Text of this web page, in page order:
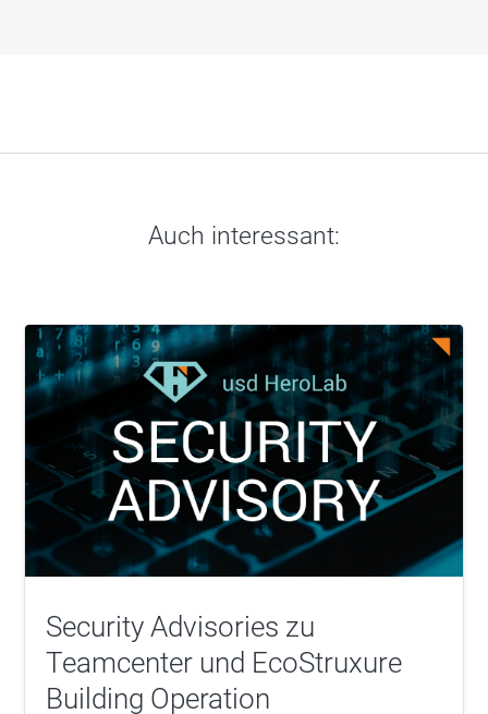
Auch interessant:
Security Advisories zu
Teamcenter und EcoStruxure
Building Operation